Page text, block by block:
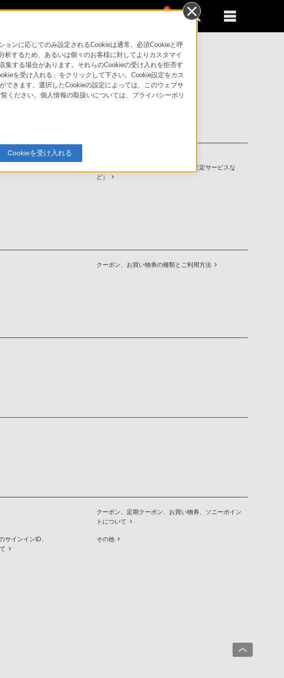
0
いて
（長期保証、下取サービス、設置・設定サービスな
ど）
クーポン、お買い物券の種類とご利用方法
クーポン、定期クーポン、お買い物券、ソニーポイン
トについて
サインインID、
その他
ンに応じてのみ設定されるCookieは通常、必須Cookieと呼
するため、あるいは個々のお客様に対してよりカスタマイ
集する場合があります。それらのCookieの受け入れを拒否す
を受け入れる」をクリックして下さい。Cookie設定をカス
できます。選択したCookieの設定によっては、このウェブサ
ください。個人情報の取扱いについては、プライバシーポリ
Cookieを受け入れる